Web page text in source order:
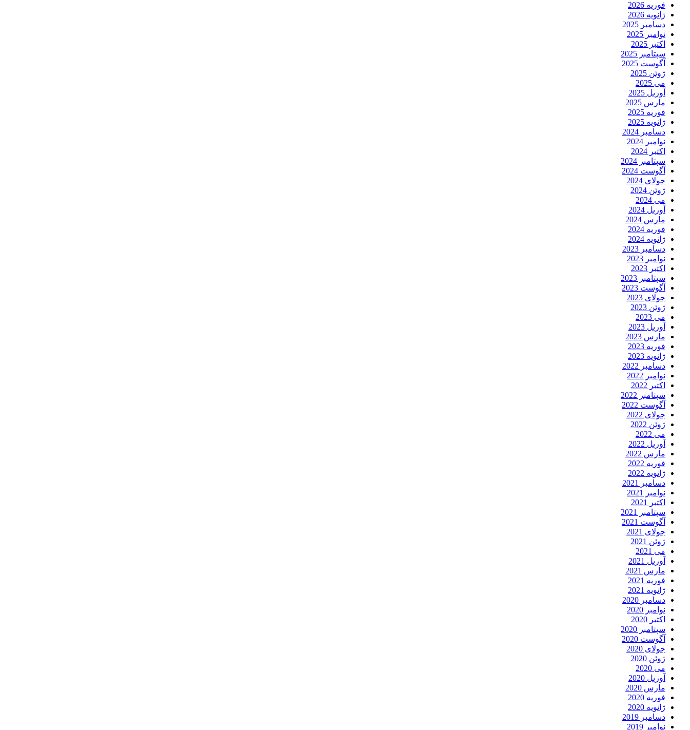
فوریه 2026
ژانویه 2026
دسامبر 2025
نوامبر 2025
اکتبر 2025
سپتامبر 2025
آگوست 2025
ژوئن 2025
می 2025
آوریل 2025
مارس 2025
فوریه 2025
ژانویه 2025
دسامبر 2024
نوامبر 2024
اکتبر 2024
سپتامبر 2024
آگوست 2024
جولای 2024
ژوئن 2024
می 2024
آوریل 2024
مارس 2024
فوریه 2024
ژانویه 2024
دسامبر 2023
نوامبر 2023
اکتبر 2023
سپتامبر 2023
آگوست 2023
جولای 2023
ژوئن 2023
می 2023
آوریل 2023
مارس 2023
فوریه 2023
ژانویه 2023
دسامبر 2022
نوامبر 2022
اکتبر 2022
سپتامبر 2022
آگوست 2022
جولای 2022
ژوئن 2022
می 2022
آوریل 2022
مارس 2022
فوریه 2022
ژانویه 2022
دسامبر 2021
نوامبر 2021
اکتبر 2021
سپتامبر 2021
آگوست 2021
جولای 2021
ژوئن 2021
می 2021
آوریل 2021
مارس 2021
فوریه 2021
ژانویه 2021
دسامبر 2020
نوامبر 2020
اکتبر 2020
سپتامبر 2020
آگوست 2020
جولای 2020
ژوئن 2020
می 2020
آوریل 2020
مارس 2020
فوریه 2020
ژانویه 2020
دسامبر 2019
نوامبر 2019